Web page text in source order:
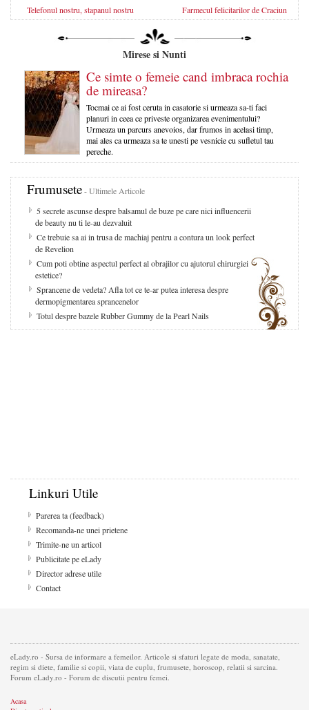
Telefonul nostru, stapanul nostru Farmecul felicitarilor de Craciun
Mirese si Nunti
Ce simte o femeie cand imbraca rochia
de mireasa?
Tocmai ce ai fost ceruta in casatorie si urmeaza sa-ti faci
planuri in ceea ce priveste organizarea evenimentului?
Urmeaza un parcurs anevoios, dar frumos in acelasi timp,
mai ales ca urmeaza sa te unesti pe vesnicie cu sufletul tau
pereche.
Frumusete- Ultimele Articole
5 secrete ascunse despre balsamul de buze pe care nici influencerii
de beauty nu ti le-au dezvaluit
Ce trebuie sa ai in trusa de machiaj pentru a contura un look perfect
de Revelion
Cum poti obtine aspectul perfect al obrajilor cu ajutorul chirurgiei
estetice?
Sprancene de vedeta? Afla tot ce te-ar putea interesa despre
dermopigmentarea sprancenelor
Totul despre bazele Rubber Gummy de la Pearl Nails
Linkuri Utile
Parerea ta (feedback)
Recomanda-ne unei prietene
Trimite-ne un articol
Publicitate pe eLady
Director adrese utile
Contact
eLady.ro - Sursa de informare a femeilor. Articole si sfaturi legate de moda, sanatate,
regim si diete, familie si copii, viata de cuplu, frumusete, horoscop, relatii si sarcina.
Forum eLady.ro - Forum de discutii pentru femei.
Acasa